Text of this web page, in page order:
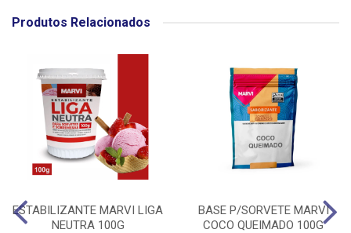
Produtos Relacionados
ESTABILIZANTE MARVI LIGA
NEUTRA 100G
BASE P/SORVETE MARVI
COCO QUEIMADO 100G